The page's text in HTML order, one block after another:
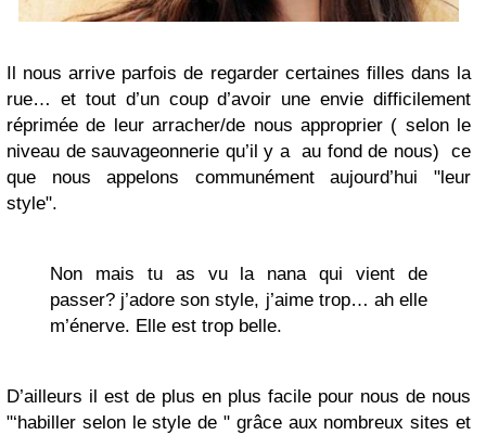
Il nous arrive parfois de regarder certaines filles dans la
rue… et tout d’un coup d’avoir une envie difficilement
réprimée de leur arracher/de nous approprier ( selon le
niveau de sauvageonnerie qu’il y a au fond de nous) ce
que nous appelons communément aujourd’hui "leur
style".
Non mais tu as vu la nana qui vient de
passer? j’adore son style, j’aime trop… ah elle
m’énerve. Elle est trop belle.
D’ailleurs il est de plus en plus facile pour nous de nous
"‘habiller selon le style de " grâce aux nombreux sites et